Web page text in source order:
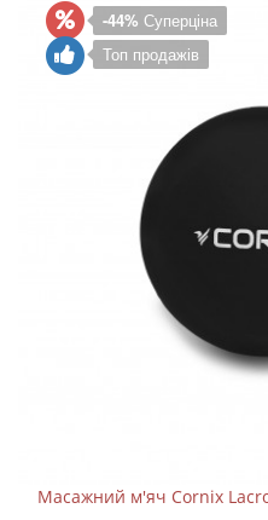
-44% Суперціна
Топ продажів
Масажний м'яч Cornix